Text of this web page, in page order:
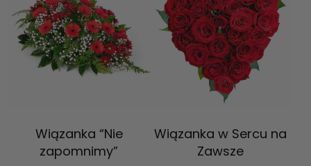
Wiązanka “Nie
zapomnimy”
Wiązanka w Sercu na
Zawsze